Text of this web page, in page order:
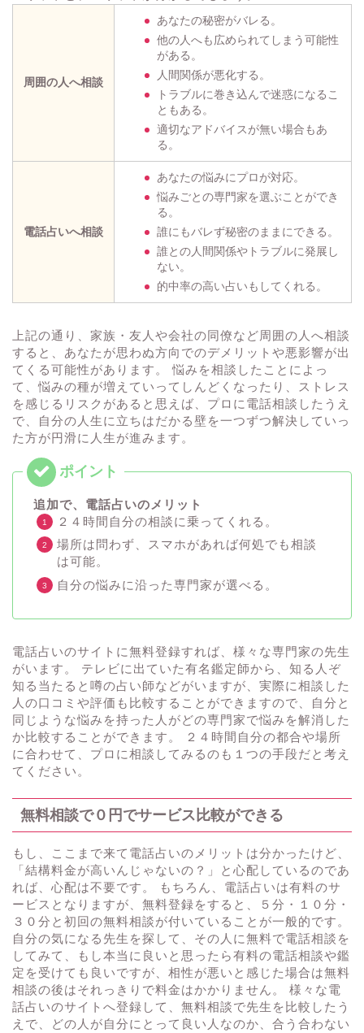
周囲の人へ相談
あなたの秘密がバレる。
他の人へも広められてしまう可能性
がある。
人間関係が悪化する。
トラブルに巻き込んで迷惑になるこ
ともある。
適切なアドバイスが無い場合もあ
る。
電話占いへ相談
あなたの悩みにプロが対応。
悩みごとの専門家を選ぶことができ
る。
誰にもバレず秘密のままにできる。
誰との人間関係やトラブルに発展し
ない。
的中率の高い占いもしてくれる。
上記の通り、家族・友人や会社の同僚など周囲の人へ相談
すると、あなたが思わぬ方向でのデメリットや悪影響が出
てくる可能性があります。 悩みを相談したことによっ
て、悩みの種が増えていってしんどくなったり、ストレス
を感じるリスクがあると思えば、プロに電話相談したうえ
で、自分の人生に立ちはだかる壁を一つずつ解決していっ
た方が円滑に人生が進みます。
追加で、電話占いのメリット
２４時間自分の相談に乗ってくれる。
場所は問わず、スマホがあれば何処でも相談
は可能。
自分の悩みに沿った専門家が選べる。
電話占いのサイトに無料登録すれば、様々な専門家の先生
がいます。 テレビに出ていた有名鑑定師から、知る人ぞ
知る当たると噂の占い師などがいますが、実際に相談した
人の口コミや評価も比較することができますので、自分と
同じような悩みを持った人がどの専門家で悩みを解消した
か比較することができます。 ２４時間自分の都合や場所
に合わせて、プロに相談してみるのも１つの手段だと考え
てください。
無料相談で０円でサービス比較ができる
もし、ここまで来て電話占いのメリットは分かったけど、
「結構料金が高いんじゃないの？」と心配しているのであ
れば、心配は不要です。 もちろん、電話占いは有料のサ
ービスとなりますが、無料登録をすると、５分・１０分・
３０分と初回の無料相談が付いていることが一般的です。
自分の気になる先生を探して、その人に無料で電話相談を
してみて、もし本当に良いと思ったら有料の電話相談や鑑
定を受けても良いですが、相性が悪いと感じた場合は無料
相談の後はそれっきりで料金はかかりません。 様々な電
話占いのサイトへ登録して、無料相談で先生を比較したう
えで、どの人が自分にとって良い人なのか、合う合わない